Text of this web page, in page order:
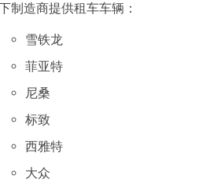
制造商提供租车车辆：
雪铁龙
菲亚特
尼桑
标致
西雅特
大众